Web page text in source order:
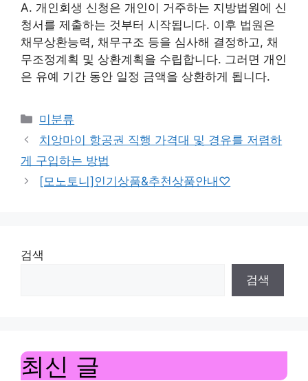
A. 개인회생 신청은 개인이 거주하는 지방법원에 신
청서를 제출하는 것부터 시작됩니다. 이후 법원은
채무상환능력, 채무구조 등을 심사해 결정하고, 채
무조정계획 및 상환계획을 수립합니다. 그러면 개인
은 유예 기간 동안 일정 금액을 상환하게 됩니다.
Categories
미분류
치앙마이 항공권 직행 가격대 및 경유를 저렴하
게 구입하는 방법
[모노토니]인기상품&추천상품안내♡
검색
검색
최신 글